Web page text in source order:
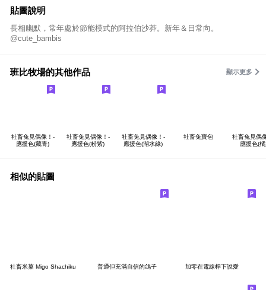
貼圖說明
長相幽默，常年處於節能模式的阿拉伯沙莽。新年＆日常向。
@cute_bambis
班比牧場的其他作品 顯示更多
社畜兔見偶像！-
應援色(藏青)
社畜兔見偶像！-
應援色(粉紫)
社畜兔見偶像！-
應援色(湖水綠)
社畜兔寶包
社畜兔見偶
應援色(
相似的貼圖
社畜米菓 Migo Shachiku 普通但充滿自信的鴿子 加零在電線桿下說愛